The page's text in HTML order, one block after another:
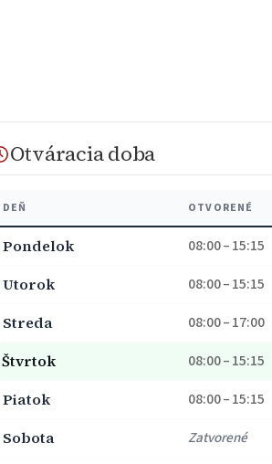
Otváracia doba
DEŇ OTVORENÉ
Pondelok 08:00 – 15:15
Utorok
08:00 – 15:15
Streda
08:00 – 17:00
Štvrtok
08:00 – 15:15
Piatok
08:00 – 15:15
Sobota
Zatvorené